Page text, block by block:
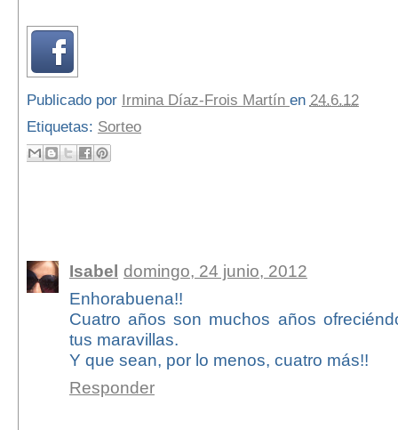
Publicado por Irmina Díaz-Frois Martín en 24.6.12
Etiquetas: Sorteo
Isabel domingo, 24 junio, 2012
Enhorabuena!!
Cuatro años son muchos años
tus maravillas.
Y que sean, por lo menos, cuatro más!!
Responder